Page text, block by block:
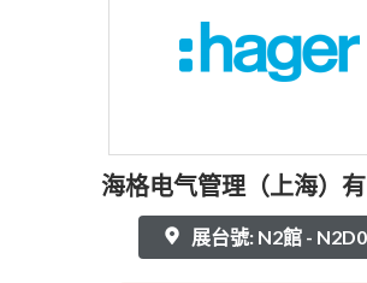
海格电气管理（上海）
展台號: N2館 -